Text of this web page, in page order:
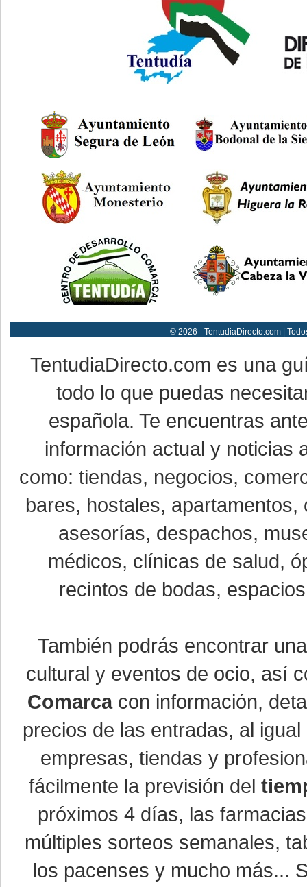
© 2026 - TentudiaDirecto.com |
TentudiaDirecto.com es una
todo lo que puedas
española. Te encuentras
información actual y noticias
como: tiendas, negocios,
bares, hostales,
asesorías, despachos,
médicos, clínicas de salud,
recintos de bodas,
También podrás encontrar
cultural y eventos de ocio, así
Comarcacon información,
precios de las entradas, al
empresas, tiendas y
fácilmente la previsión del
próximos 4 días, las
múltiples sorteos semanales,
los pacenses y mucho más...